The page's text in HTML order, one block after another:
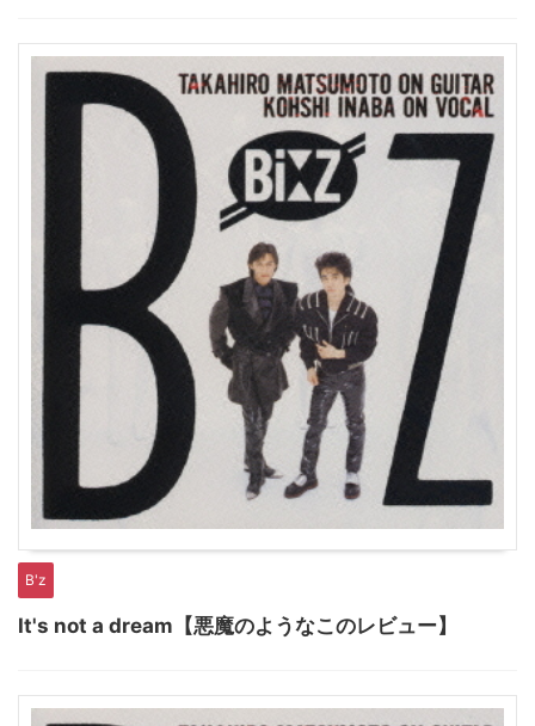
B'z
It's not a dream【悪魔のようなこのレビュー】